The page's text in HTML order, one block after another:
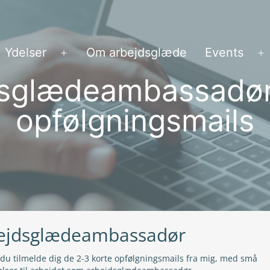
Ydelser
Åbn
menu
Om arbejdsglæde Events
opfølgningsmails
tilmelde dig de 2-3 korte opfølgningsmails fra mig, med små